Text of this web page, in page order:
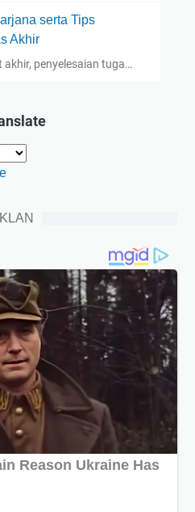
serta Tips
Akhir
penyelesaian tuga…
IKLAN